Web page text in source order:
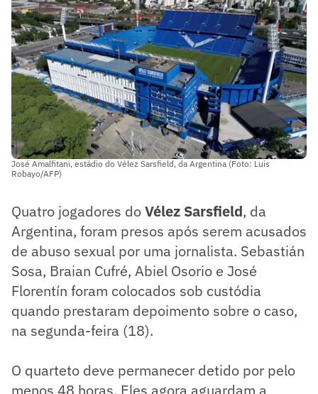
José Amalfitani, estádio do Vélez Sarsfield, da Argentina (Foto: Luis
Robayo/AFP)
Quatro jogadores doVélez Sarsfield, da
Argentina, foram presos após serem acusados
de abuso sexual por uma jornalista. Sebastián
Sosa, Braian Cufré, Abiel Osorio e José
Florentín foram colocados sob custódia
quando prestaram depoimento sobre o caso,
na segunda-feira (18).
O quarteto deve permanecer detido por pelo
menos 48 horas. Eles agora aguardam a